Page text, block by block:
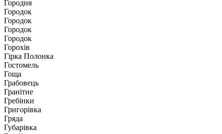
Городня
Городок
Городок
Городок
Городок
Горохів
Гірка Полонка
Гостомель
Гоща
Грабовець
Гранітне
Гребінки
Григорівка
Гряда
Губарівка